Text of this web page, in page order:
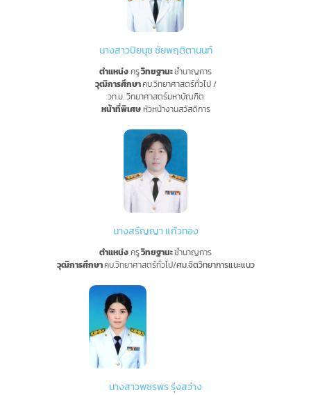
นางสาวปิยนุช ชัยพฤติตานนท์
ตำแหน่งครูวิทยฐานะชำนาญการ
วุฒิการศึกษาคบ.วิทยาศาสตร์ทั่วไป /
วท.ม. วิทยาศาสตร์มหาบัณฑิต
หน้าที่พิเศษหัวหน้างานสวัสดิการ
นางสรัญญา แก้วทอง
ตำแหน่งครูวิทยฐานะชำนาญการ
วุฒิการศึกษาคบ.วิทยาศาสตร์ทั่วไป/ศม.จิตวิทยาการแนะแนว
นางสาวพชรพร รุ่งสว่าง